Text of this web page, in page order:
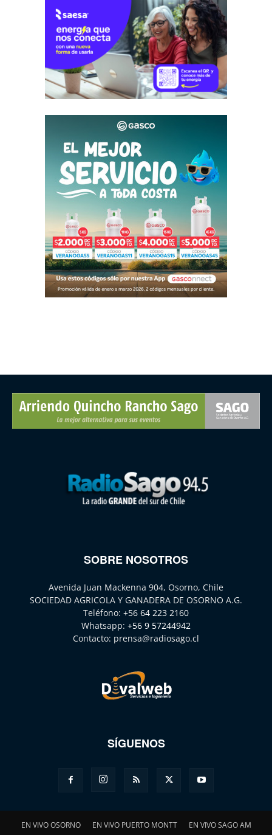
SOBRE NOSOTROS
Avenida Juan Mackenna 904, Osorno, Chile
SOCIEDAD AGRICOLA Y GANADERA DE OSORNO A.G.
Teléfono: +56 64 223 2160
Whatsapp: +56 9 57244942
Contacto: prensa@radiosago.cl
SÍGUENOS
EN VIVO OSORNO EN VIVO PUERTO MONTT EN VIVO SAGO AM